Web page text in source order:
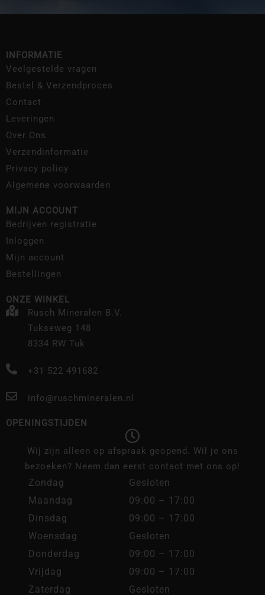
INFORMATIE
Veelgestelde vragen
Bestel & Verzendproces
Contact
Leveringen
Over Ons
Verzendinformatie
Privacy policy
Algemene voorwaarden
MIJN ACCOUNT
Bedrijven registratie
Inloggen
Mijn account
Bestellingen
ONZE WINKEL
Rusch Mineralen B.V.
Tukseweg 148
8334 RW Tuk
+31 522 491682
info@ruschmineralen.nl
OPENINGSTIJDEN
Wij zijn alleen op afspraak geopend. Wil je ons
bezoeken? Neem dan eerst contact met ons op!
Zondag
Gesloten
Maandag
09:00 – 17:00
Dinsdag
09:00 – 17:00
Woensdag
Gesloten
Donderdag
09:00 – 17:00
Vrijdag
09:00 – 17:00
Zaterdag
Gesloten